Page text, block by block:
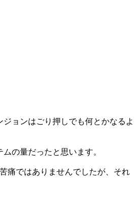
ョンはごり押しでも何とかなるよ
の量だったと思います。
痛ではありませんでしたが、それ